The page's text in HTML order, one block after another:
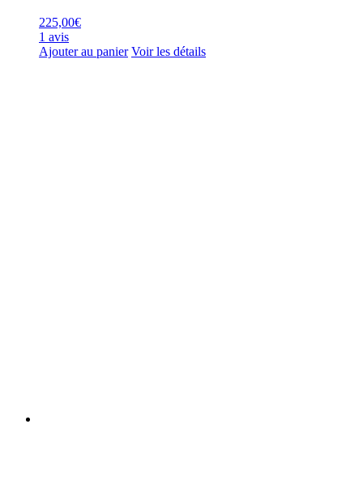
225,00€
1 avis
Ajouter au panier Voir les détails